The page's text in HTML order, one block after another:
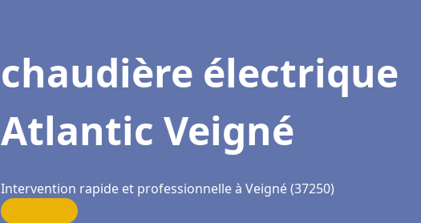
chaudière électrique
Atlantic Veigné
Intervention rapide et professionnelle à Veigné (37250)